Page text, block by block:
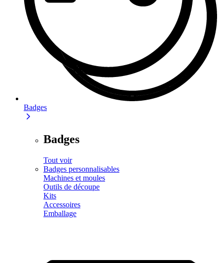
Badges
Badges
Tout voir
Badges personnalisables
Machines et moules
Outils de découpe
Kits
Accessoires
Emballage